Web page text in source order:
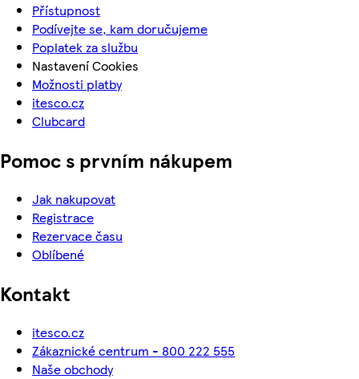
Přístupnost
Podívejte se, kam doručujeme
Poplatek za službu
Nastavení Cookies
Možnosti platby
itesco.cz
Clubcard
Pomoc s prvním nákupem
Jak nakupovat
Registrace
Rezervace času
Oblíbené
Kontakt
itesco.cz
Zákaznické centrum - 800 222 555
Naše obchody